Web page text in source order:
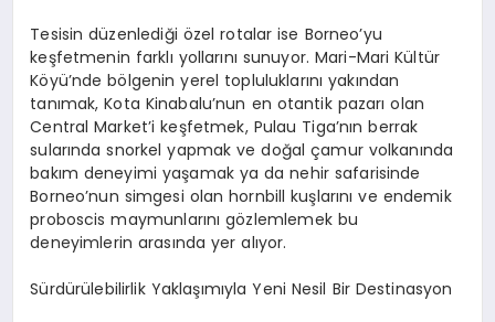
Tesisin düzenlediği özel rotalar ise Borneo’yu
keşfetmenin farklı yollarını sunuyor. Mari-Mari Kültür
Köyü’nde bölgenin yerel topluluklarını yakından
tanımak, Kota Kinabalu’nun en otantik pazarı olan
Central Market’i keşfetmek, Pulau Tiga’nın berrak
sularında snorkel yapmak ve doğal çamur volkanında
bakım deneyimi yaşamak ya da nehir safarisinde
Borneo’nun simgesi olan hornbill kuşlarını ve endemik
proboscis maymunlarını gözlemlemek bu
deneyimlerin arasında yer alıyor.
Sürdürülebilirlik Yaklaşımıyla Yeni Nesil Bir Destinasyon